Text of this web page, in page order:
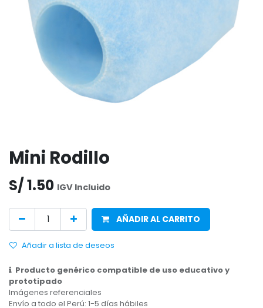
Mini Rodillo
S/1.50 IGV Incluido
AÑADIR AL CARRITO
Añadir a lista de deseos
Producto genérico compatible de uso educativo y
prototipado
Imágenes referenciales
Envío a todo el Perú: 1-5 días hábiles